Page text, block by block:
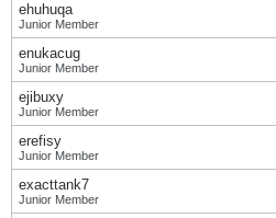
ehuhuqa
Junior Member
enukacug
Junior Member
ejibuxy
Junior Member
erefisy
Junior Member
exacttank7
Junior Member